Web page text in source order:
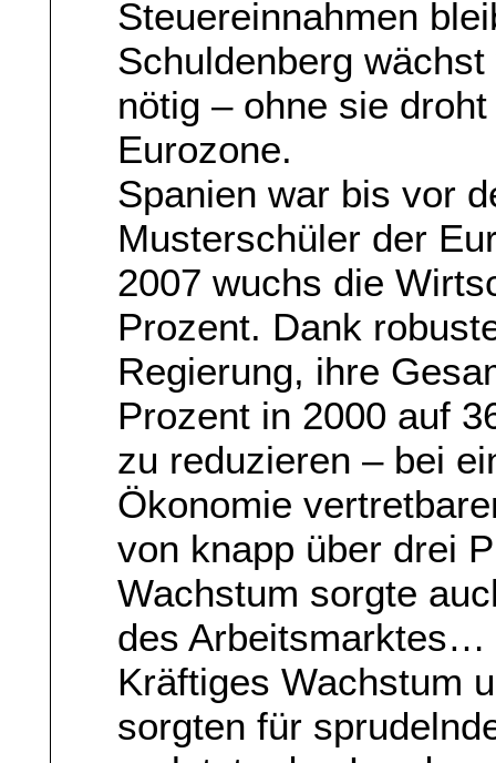
Steuereinnahmen
Schuldenberg
nötig – ohne sie
Eurozone.
Spanien war bis vor
Musterschüler der
2007 wuchs die
Prozent. Dank
Regierung, ihre
Prozent in 2000 auf
zu reduzieren – bei
Ökonomie
von knapp über drei
Wachstum sorgte
des Arbeitsmarktes…
Kräftiges Wachstum
sorgten für